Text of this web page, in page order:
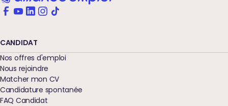
CANDIDAT
Nos offres d'emploi
Nous rejoindre
Matcher mon CV
Candidature spontanée
FAQ Candidat